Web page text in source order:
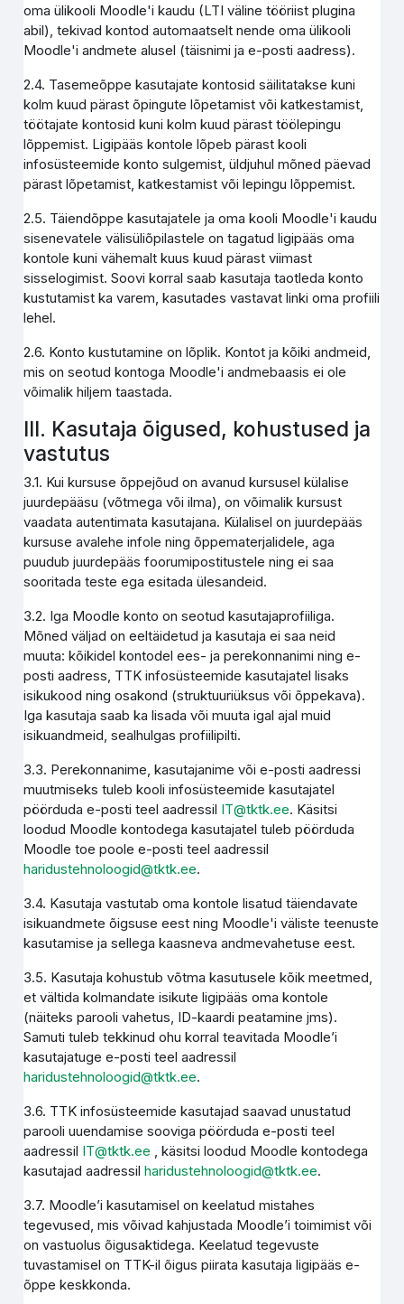
oma ülikooli Moodle'i kaudu (LTI väline tööriist plugina
abil), tekivad kontod automaatselt nende oma ülikooli
Moodle'i andmete alusel (täisnimi ja e-posti aadress).
2.4. Tasemeõppe kasutajate kontosid säilitatakse kuni
kolm kuud pärast õpingute lõpetamist või katkestamist,
töötajate kontosid kuni kolm kuud pärast töölepingu
lõppemist. Ligipääs kontole lõpeb pärast kooli
infosüsteemide konto sulgemist, üldjuhul mõned päevad
pärast lõpetamist, katkestamist või lepingu lõppemist.
2.5. Täiendõppe kasutajatele ja oma kooli Moodle'i kaudu
sisenevatele välisüliõpilastele on tagatud ligipääs oma
kontole kuni vähemalt kuus kuud pärast viimast
sisselogimist. Soovi korral saab kasutaja taotleda konto
kustutamist ka varem, kasutades vastavat linki oma profiili
lehel.
2.6. Konto kustutamine on lõplik. Kontot ja kõiki andmeid,
mis on seotud kontoga Moodle'i andmebaasis ei ole
võimalik hiljem taastada.
III. Kasutaja õigused, kohustused ja
vastutus
3.1. Kui kursuse õppejõud on avanud kursusel külalise
juurdepääsu (võtmega või ilma), on võimalik kursust
vaadata autentimata kasutajana. Külalisel on juurdepääs
kursuse avalehe infole ning õppematerjalidele, aga
puudub juurdepääs foorumipostitustele ning ei saa
sooritada teste ega esitada ülesandeid.
3.2. Iga Moodle konto on seotud kasutajaprofiiliga.
Mõned väljad on eeltäidetud ja kasutaja ei saa neid
muuta: kõikidel kontodel ees- ja perekonnanimi ning e-
posti aadress, TTK infosüsteemide kasutajatel lisaks
isikukood ning osakond (struktuuriüksus või õppekava).
Iga kasutaja saab ka lisada või muuta igal ajal muid
isikuandmeid, sealhulgas profiilipilti.
3.3. Perekonnanime, kasutajanime või e-posti aadressi
muutmiseks tuleb kooli infosüsteemide kasutajatel
pöörduda e-posti teel aadressil IT@tktk.ee. Käsitsi
loodud Moodle kontodega kasutajatel tuleb pöörduda
Moodle toe poole e-posti teel aadressil
haridustehnoloogid@tktk.ee.
3.4. Kasutaja vastutab oma kontole lisatud täiendavate
isikuandmete õigsuse eest ning Moodle'i väliste teenuste
kasutamise ja sellega kaasneva andmevahetuse eest.
3.5. Kasutaja kohustub võtma kasutusele kõik meetmed,
et vältida kolmandate isikute ligipääs oma kontole
(näiteks parooli vahetus, ID-kaardi peatamine jms).
Samuti tuleb tekkinud ohu korral teavitada Moodle’i
kasutajatuge e-posti teel aadressil
haridustehnoloogid@tktk.ee.
3.6. TTK infosüsteemide kasutajad saavad unustatud
parooli uuendamise sooviga pöörduda e-posti teel
aadressil IT@tktk.ee , käsitsi loodud Moodle kontodega
kasutajad aadressilharidustehnoloogid@tktk.ee.
3.7. Moodle’i kasutamisel on keelatud mistahes
tegevused, mis võivad kahjustada Moodle’i toimimist või
on vastuolus õigusaktidega. Keelatud tegevuste
tuvastamisel on TTK-il õigus piirata kasutaja ligipääs e-
õppe keskkonda.